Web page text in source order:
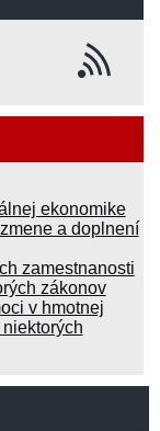
ekonomike
a doplnení
zamestnanosti
zákonov
v hmotnej